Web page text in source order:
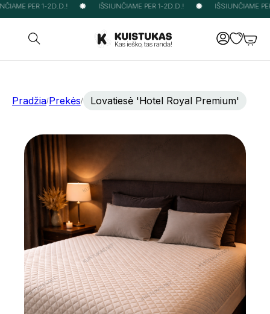
PER 1-2D.D.! IŠSIUNČIAME PER 1-2D.D.! IŠSIUNČIAME
Pradžia/Prekės/ Lovatiesė 'Hotel Royal Premium'